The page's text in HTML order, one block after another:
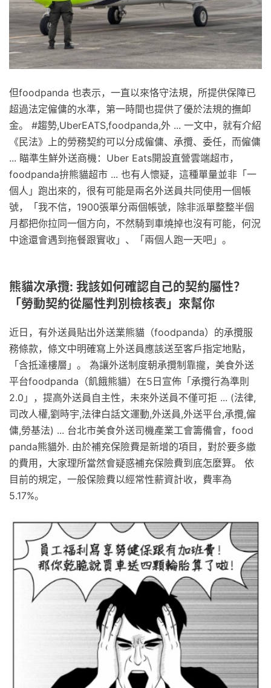
但foodpanda 也表示，一直以來恪守法規，所提供保障已
超過法定僱傭的水準，第一時間也提供了優於法規的撫卹
金。 #趨勢,UberEATS,foodpanda,外 ... 一文中，就有介紹
《民法》上的勞務契約可以分成僱傭、承攬、委任，而僱傭
... 瞄準生鮮外送商機：Uber Eats開設直營雲端超市，
foodpanda拚熊貓超市 ... 也有人懷疑，這種單量並非「一
個人」跑出來的，很有可能是兩名外送員共同使用一個帳
號，「我不信，1900張單分兩個帳號，除非派單整整半個
月都把你拉同一個方向，不然騎到車燒掉也沒有可能，何況
中途還會遇到拖餐跟實收」、「兩個人跑一天吧」。
熊貓次承攬: 我該如何確認自己的契約屬性？
「勞動契約從屬性判別檢核表」來幫你
近日，有外送員貼出外送業熊貓（foodpanda）的承攬服
務條款，條文中明確寫上外送員應該送至客戶指定地點，
「含抵達樓層」。 為讓外送制度朝承攬制靠攏，美食外送
平台foodpanda（飢餓熊貓）在5日宣佈「承攬行為準則
2.0」，提高外送員自主性，未來外送員不僅可拒 ... (法律,
司改人權,劉時宇,法律白話文運動,外送員,外送平台,承攬,僱
傭,勞基法) ... 台北市美食外送司機產業工會籌備會，food
panda熊貓外. 由於補充保險費是新增的項目，對於要多繳
的費用，大家理所當然會疑惑補充保險費到底怎麼算。 依
目前的規定，一般保險費以經常性薪資計收，費率為
5.17%。